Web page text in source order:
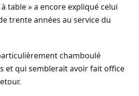
table » a encore expliqué celui
trente années au service du
chamboulé
et qui semblerait avoir fait office